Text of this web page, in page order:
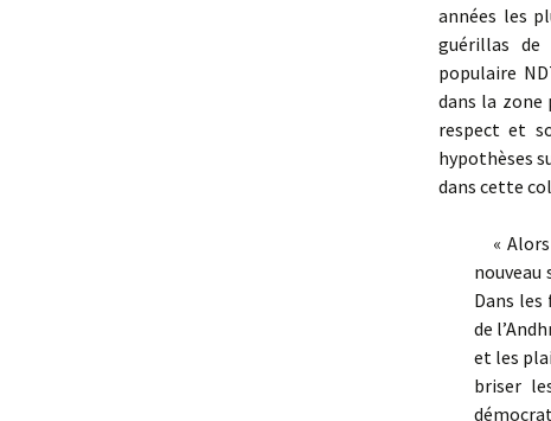
années les
guérillas de
populaire
dans la zone
respect et
hypothèses
dans cette
«
nouveau
Dans
de
et les
briser